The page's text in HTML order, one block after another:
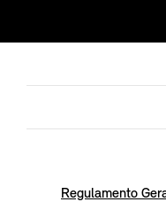
Regulamento